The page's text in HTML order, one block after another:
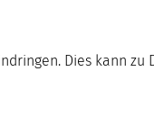
Dies kann zu